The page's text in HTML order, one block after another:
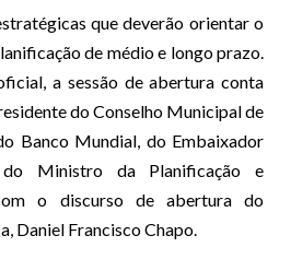
que deverão orientar o
de médio e longo prazo.
a sessão de abertura conta
do Conselho Municipal de
Banco Mundial, do Embaixador
Ministro da Planificação e
o discurso de abertura do
Daniel Francisco Chapo.